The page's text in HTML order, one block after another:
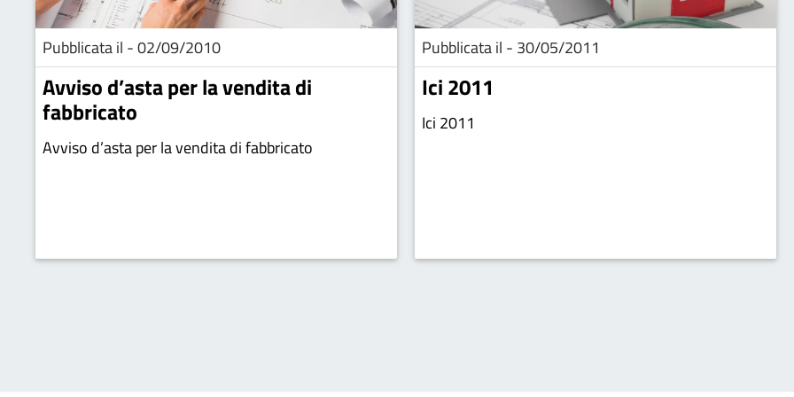
Pubblicata il - 02/09/2010
Avviso d’asta per la vendita di
fabbricato
Avviso d’asta per la vendita di fabbricato
Pubblicata il - 30/05/2011
Ici 2011
Ici 2011